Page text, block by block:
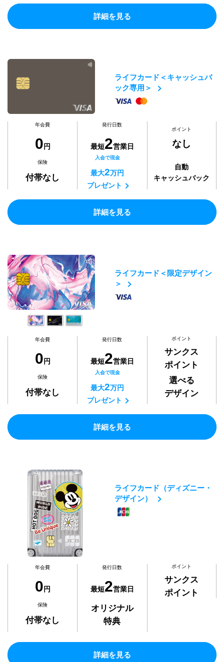
詳細を見る
ライフカード＜キャッシュバ
ック専用＞
年会費
0 円
発行日数
最短2営業日
ポイント
なし
保険
付帯なし
入会で現金
最大2万円
プレゼント
自動
キャッシュバック
詳細を見る
ライフカード＜限定デザイン
＞
年会費
0円
発行日数
最短2営業日
ポイント
サンクス
ポイント
保険
付帯なし
入会で現金
最大2万円
プレゼント
選べる
デザイン
詳細を見る
ライフカード（ディズニー・
デザイン）
年会費
0 円
発行日数
最短2営業日
ポイント
サンクス
ポイント
保険
付帯なし
オリジナル
特典
詳細を見る